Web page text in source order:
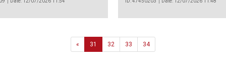
« Previous
31 32 33 34